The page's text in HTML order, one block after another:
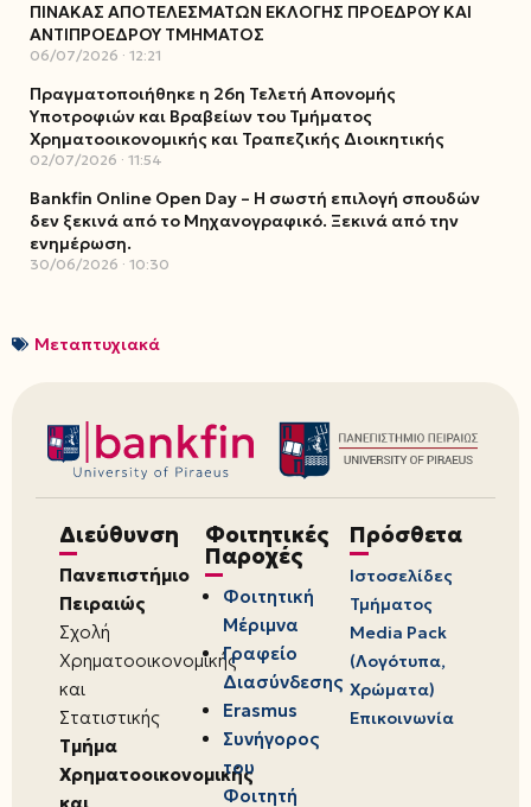
ΠΙΝΑΚΑΣ ΑΠΟΤΕΛΕΣΜΑΤΩΝ ΕΚΛΟΓΗΣ ΠΡΟΕΔΡΟΥ ΚΑΙ
ΑΝΤΙΠΡΟΕΔΡΟΥ ΤΜΗΜΑΤΟΣ
06/07/2026 12:21
Πραγματοποιήθηκε η 26η Τελετή Απονομής
Υποτροφιών και Βραβείων του Τμήματος
Χρηματοοικονομικής και Τραπεζικής Διοικητικής
02/07/2026 11:54
Bankfin Online Open Day – Η σωστή επιλογή σπουδών
δεν ξεκινά από το Μηχανογραφικό. Ξεκινά από την
ενημέρωση.
30/06/2026 10:30
Μεταπτυχιακά
Διεύθυνση
Πανεπιστήμιο
Πειραιώς
Σχολή
Χρηματοοικονομικής
και
Στατιστικής
Τμήμα
Χρηματοοικονομικής
Φοιτητικές
Παροχές
Φοιτητική
Μέριμνα
Γραφείο
Διασύνδεσης
Erasmus
Συνήγορος
του
Φοιτητή
Πρόσθετα
Ιστοσελίδες
Τμήματος
Media Pack
(Λογότυπα,
Χρώματα)
Επικοινωνία